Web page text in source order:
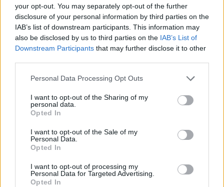
your opt-out. You may separately opt-out of the further
disclosure of your personal information by third parties on the
IAB’s list of downstream participants. This information may
also be disclosed by us to third parties on the IAB’s List of
Downstream Participants that may further disclose it to other
Personal Data Processing Opt Outs
I want to opt-out of the Sharing of my
personal data.
Opted In
I want to opt-out of the Sale of my
Personal Data.
Opted In
I want to opt-out of processing my
Personal Data for Targeted Advertising.
Opted In
VAI ALLA VERSIONE CLASSICA
Il materiale (testo, foto e video) consultabile in questo portale è di nostra proprietà.